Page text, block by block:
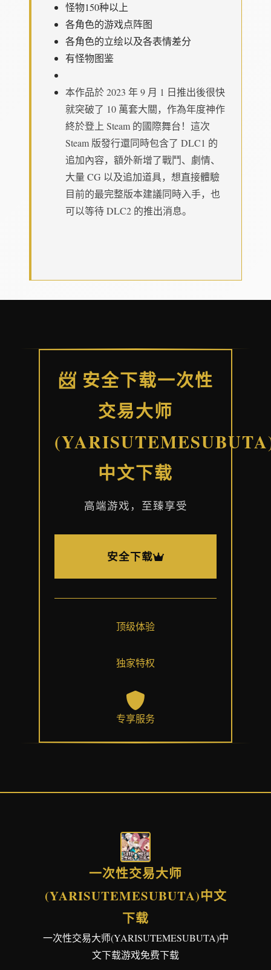
怪物150种以上
各角色的游戏点阵图
各角色的立绘以及各表情差分
有怪物图鉴
本作品於 2023 年 9 月 1 日推出後很快
就突破了 10 萬套大關，作為年度神作
終於登上 Steam 的國際舞台！這次
Steam 版發行還同時包含了 DLC1 的
追加內容，額外新增了戰鬥、劇情、
大量 CG 以及追加道具，想直接體驗
目前的最完整版本建議同時入手，也
可以等待 DLC2 的推出消息。
📨 安全下载一次性
交易大师
中文下载
高端游戏，至臻享受
安全下载
顶级体验
独家特权
专享服务
一次性交易大师
(YARISUTEMESUBUTA)中文
下载
一次性交易大师(YARISUTEMESUBUTA)中
文下载游戏免费下载